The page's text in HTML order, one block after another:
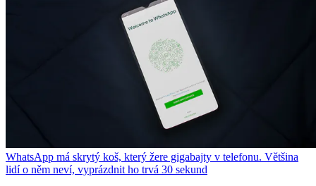
WhatsApp má skrytý koš, který žere gigabajty v telefonu. Většina
lidí o něm neví, vyprázdnit ho trvá 30 sekund